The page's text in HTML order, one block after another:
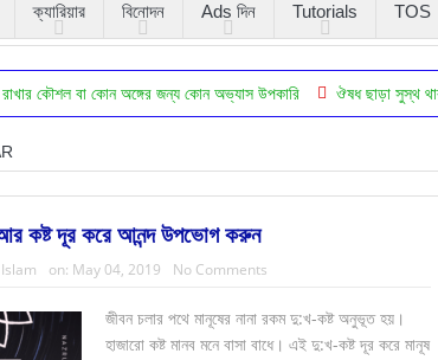
ক্যারিয়ার বিনোদন Ads দিন Tutorials TOS
কোন অঙ্গের জন্য কোন অভ্যাস উপকারি ঔষধ ছাড়া সুস্থ থাকা
কষ্ট দূর করে আনন্দ উপভোগ করুন
on: May 04, 2019 No Comments
জীবন চলার পথে মানূষের নানা রকম দু:খ-কষ্ট অনুভূত হয়।
হাজারো কষ্ট মানব মনে বাসা বাধে। এই দু:খ-কষ্ট দূর করে মানূষ